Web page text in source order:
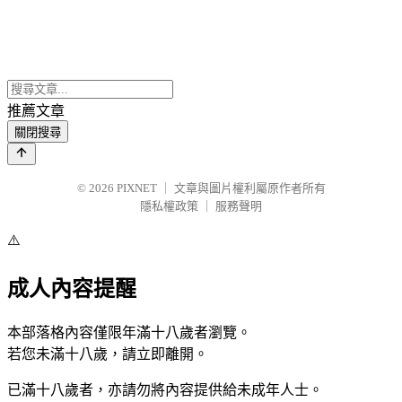
推薦文章
關閉搜尋
© 2026 PIXNET
文章與圖片權利屬原作者所有
隱私權政策
服務聲明
⚠️
成人內容提醒
本部落格內容僅限年滿十八歲者瀏覽。
若您未滿十八歲，請立即離開。
已滿十八歲者，亦請勿將內容提供給未成年人士。